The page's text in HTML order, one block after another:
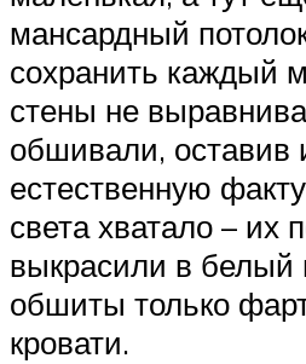
мансардный
сохранить каждый
стены не
обшивали, оставив
естественную
света хватало – их
выкрасили в белый
обшиты только
кровати.